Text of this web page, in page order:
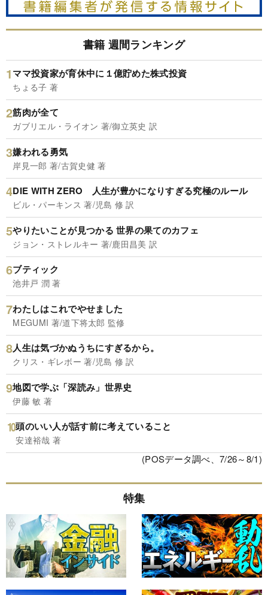
書籍 週間ランキング
ママ投資家が育休中に１億貯めた株式投資
ちょる子 著
筋肉が全て
ガブリエル・ライオン 著/御立英史 訳
嫌われる勇気
岸見一郎 著/古賀史健 著
DIE WITH ZERO 人生が豊かになりすぎる究極のルール
ビル・パーキンス 著/児島 修 訳
やりたいことが見つかる 世界の果てのカフェ
ジョン・ストレルキー 著/鹿田昌美 訳
ブティック
池井戸 潤 著
わたしはこれでやせました
MEGUMI 著/道下将太郎 監修
人生は気づかぬうちにすぎるから。
クリス・ギレボー 著/児島 修 訳
地図で学ぶ「深読み」世界史
伊藤 敏 著
頭のいい人が話す前に考えていること
安達裕哉 著
(POSデータ調べ、7/26～8/1)
特集